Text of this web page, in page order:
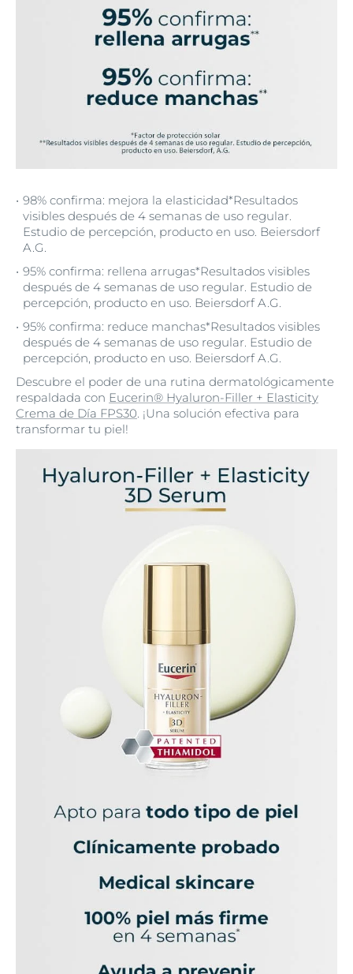
98% confirma: mejora la elasticidad*Resultados
visibles después de 4 semanas de uso regular.
Estudio de percepción, producto en uso. Beiersdorf
A.G.
95% confirma: rellena arrugas*Resultados visibles
después de 4 semanas de uso regular. Estudio de
percepción, producto en uso. Beiersdorf A.G.
95% confirma: reduce manchas*Resultados visibles
después de 4 semanas de uso regular. Estudio de
percepción, producto en uso. Beiersdorf A.G.
Descubre el poder de una rutina dermatológicamente
respaldada con Eucerin® Hyaluron-Filler + Elasticity
Crema de Día FPS30. ¡Una solución efectiva para
transformar tu piel!